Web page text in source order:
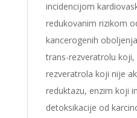
incidencijom
redukovanim rizikom
kancerogenih
trans-rezveratrolu koji,
rezveratrola koji nije
reduktazu, enzim koji
detoksikacije od